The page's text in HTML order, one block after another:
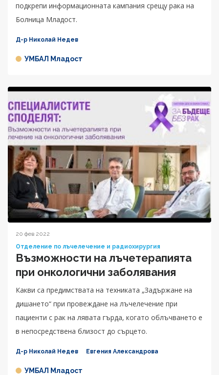
подкрепи информационната кампания срещу рака на
Болница Младост.
Д-р Николай Недев
УМБАЛ Младост
20 фев 2022
Отделение по лъчелечение и радиохирургия
Възможности на лъчетерапията
при онкологични заболявания
Какви са предимствата на техниката „Задържане на
дишането“ при провеждане на лъчелечение при
пациенти с рак на лявата гърда, когато облъчването е
в непосредствена близост до сърцето.
Д-р Николай Недев Евгения Александрова
УМБАЛ Младост